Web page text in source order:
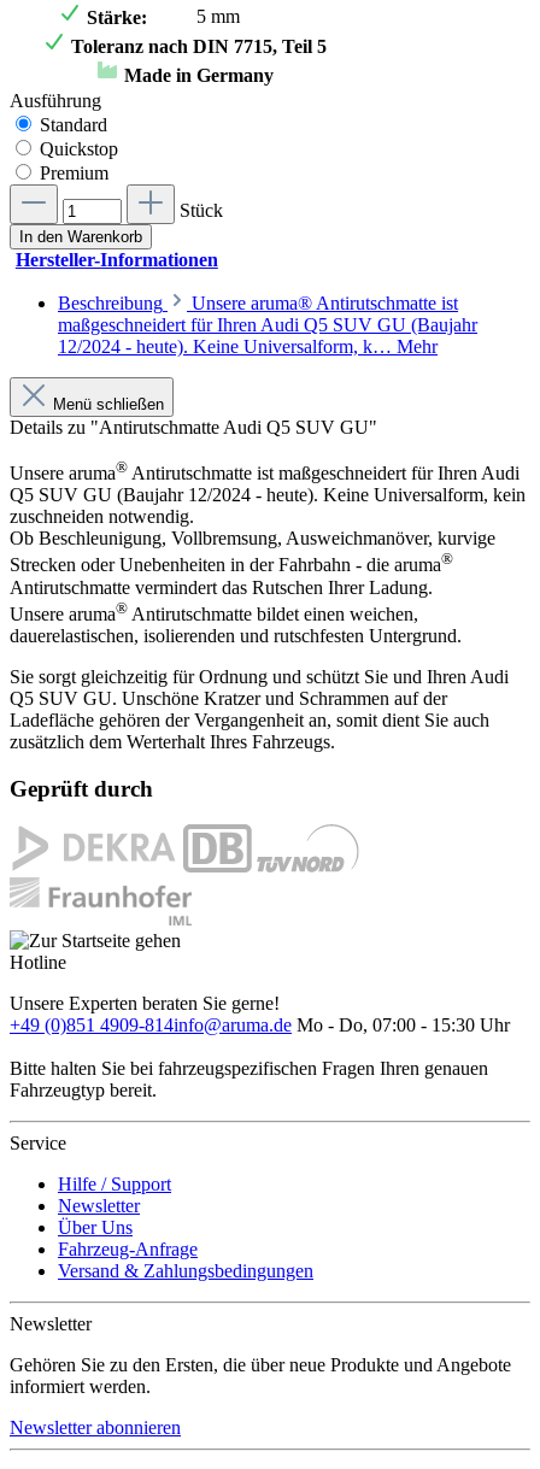
Stärke:
5 mm
Toleranz nach DIN 7715, Teil 5
Made in Germany
Ausführung
Standard
Quickstop
Premium
Stück
In den Warenkorb
Hersteller-Informationen
Beschreibung
Unsere aruma® Antirutschmatte ist
maßgeschneidert für Ihren Audi Q5 SUV GU (Baujahr
12/2024 - heute). Keine Universalform, k… Mehr
Menü schließen
Details zu "Antirutschmatte Audi Q5 SUV GU"
Unsere aruma® Antirutschmatte ist maßgeschneidert für Ihren Audi
Q5 SUV GU (Baujahr 12/2024 - heute). Keine Universalform, kein
zuschneiden notwendig.
Ob Beschleunigung, Vollbremsung, Ausweichmanöver, kurvige
Strecken oder Unebenheiten in der Fahrbahn - die aruma®
Antirutschmatte vermindert das Rutschen Ihrer Ladung.
Unsere aruma® Antirutschmatte bildet einen weichen,
dauerelastischen, isolierenden und rutschfesten Untergrund.
Sie sorgt gleichzeitig für Ordnung und schützt Sie und Ihren Audi
Q5 SUV GU. Unschöne Kratzer und Schrammen auf der
Ladefläche gehören der Vergangenheit an, somit dient Sie auch
zusätzlich dem Werterhalt Ihres Fahrzeugs.
Geprüft durch
Hotline
Unsere Experten beraten Sie gerne!
+49 (0)851 4909-814info@aruma.de Mo - Do, 07:00 - 15:30 Uhr
Bitte halten Sie bei fahrzeugspezifischen Fragen Ihren genauen
Fahrzeugtyp bereit.
Service
Hilfe / Support
Newsletter
Über Uns
Fahrzeug-Anfrage
Versand & Zahlungsbedingungen
Newsletter
Gehören Sie zu den Ersten, die über neue Produkte und Angebote
informiert werden.
Newsletter abonnieren